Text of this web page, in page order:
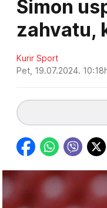
Simon
zahvatu,
Kurir Sport
Pet, 19.07.2024.